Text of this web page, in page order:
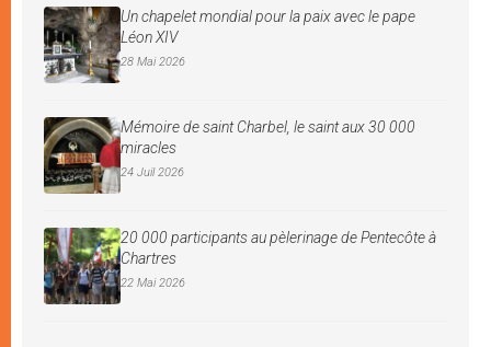
Un chapelet mondial pour la paix avec le pape
Léon XIV
28 Mai 2026
Mémoire de saint Charbel, le saint aux 30 000
miracles
24 Juil 2026
20 000 participants au pèlerinage de Pentecôte à
Chartres
22 Mai 2026